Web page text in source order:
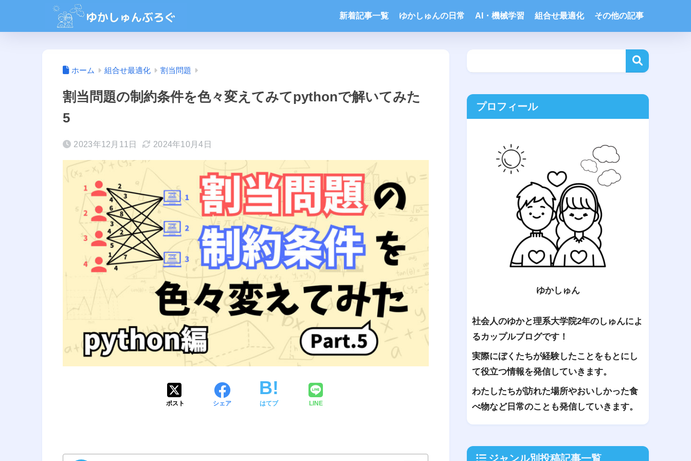
新着記事一覧 ゆかしゅんの日常 AI・機械学習 組合せ最適化 その他の記事
ホーム 組合せ最適化 割当問題
割当問題の制約条件を色々変えてみてpythonで解いてみた
5
2023年12月11日 2024年10月4日
ポスト シェア はてブ LINE
プロフィール
ゆかしゅん
社会人のゆかと理系大学院2年のしゅんによ
るカップルブログです！
実際にぼくたちが経験したことをもとにし
て役立つ情報を発信していきます。
わたしたちが訪れた場所やおいしかった食
べ物など日常のことも発信していきます。
ジャンル別投稿記事一覧